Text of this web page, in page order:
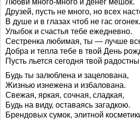
Любви много-много и денег мешок.
Друзей, пусть не много, но всех
В душе и в глазах чтоб не гас огонек.
Улыбок и счастья тебе ежедневно.
Сестренка любимая, ты — лучше
Добра и тепла тебе в твой День
Пусть льется сегодня твой
Будь ты залюблена и зацелована,
Жизнью изнежена и избалована.
Свежая, яркая, сочная, сладкая,
Будь на виду, оставаясь загадкою.
Брендовых сумок, элитной